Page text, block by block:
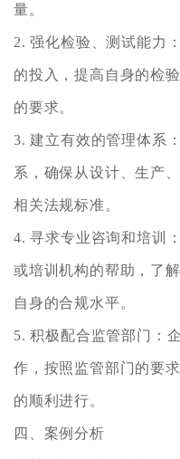
量。
2. 强化检验、测试能力
的投入，提高自身的检
的要求。
3. 建立有效的管理体系
系，确保从设计、生产
相关法规标准。
4. 寻求专业咨询和培训
或培训机构的帮助，了
自身的合规水平。
5. 积极配合监管部门：
作，按照监管部门的要
的顺利进行。
四、案例分析